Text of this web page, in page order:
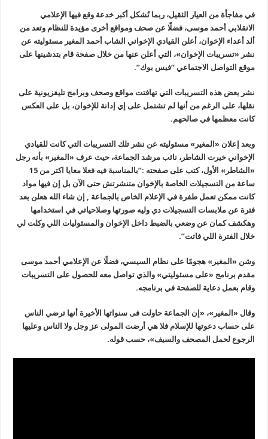
في مفاجأة من العيار الثقيل، ربما تُشكل أكبر خدعة وقع فيها الإعلامي
الانقلابي أحمد موسى، فضلًا عن صحف ومواقع أخرى مؤيدة للنظام وتعد من
ألد أعداء الإخوان، أعلن القيادي الإخواني الشاب أحمد المغير مسئوليته عن
نشر «تسريبات الإخوان»، التي أعلن عنها من خلال صفحة قام بتدشينها على
موقع التواصل الاجتماعي “فيس بوك”.
نشر بعض هذه التسريبات التي تهافتت مواقع وصحف وبرامج تليفزيونية على
نقلها، على الرغم من أنها لم تشتمل على إي إدانة للإخوان، بل على العكس
كانت معظمها في صالحهم.
وبعد إعلان «المغير» مسئوليته عن نشر تلك التسريبات التي كانت للقيادي
الإخواني خيرت الشاطر، نائب مرشد الجماعة، حيث عرف «المغير» بأنه رجل
«
الشاطر» الأول، كتب على صفحته :”بالمناسبة فيه فعلا معايا اكتر من 15
ساعة من التسجيلات الخاصة بالإخوان متنشرتش حتى الآن بل إن فيها مواد
كانت ممكن تعمل طفرة في الإعلام الخاص بالجماعة , إن شاء الله هعلن بعد
فترة عن ملابسات التسجيلات دي وليه صورتها وصلاحياتي في استخدامها
وهكشف كمان عن وضعي بالضبط داخل الإخوان والمسئوليات اللي وكلت لي
خلال الفترة اللي فاتت”.
وشن «المغير» هجومًا على نظام السيسي، فضلًا عن الإعلامي أحمد موسى
مقدم برنامج «على مسئوليتي» والذي تواصل معه للحصول على التسريبات
وقام بعمل دعاية للصفحة في برنامجه.
وقال «المغير»، «إن الجماعة حاولت فى سنواتها الأخيرة أنها ترضي الناس
على حساب دعوتها للإسلام فلا هي أرضت المولى عز وجل ولا الناس وعليها
الرجوع لحمل المصحف والسيف»، حسب قوله.